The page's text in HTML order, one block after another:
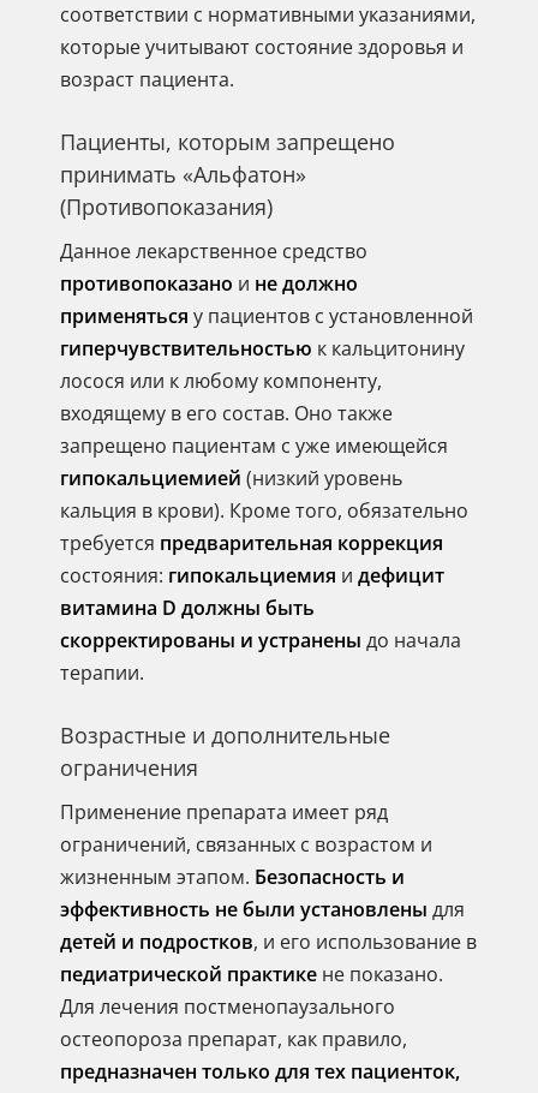
соответствии с нормативными указаниями,
которые учитывают состояние здоровья и
возраст пациента.
Пациенты, которым запрещено
принимать «Альфатон»
(Противопоказания)
Данное лекарственное средство
противопоказано и не должно
применяться у пациентов с установленной
гиперчувствительностью к кальцитонину
лосося или к любому компоненту,
входящему в его состав. Оно также
запрещено пациентам с уже имеющейся
гипокальциемией (низкий уровень
кальция в крови). Кроме того, обязательно
требуется предварительная коррекция
состояния: гипокальциемия и дефицит
витамина D должны быть
скорректированы и устранены до начала
терапии.
Возрастные и дополнительные
ограничения
Применение препарата имеет ряд
ограничений, связанных с возрастом и
жизненным этапом. Безопасность и
эффективность не были установлены для
детей и подростков, и его использование в
педиатрической практике не показано.
Для лечения постменопаузального
остеопороза препарат, как правило,
предназначен только для тех пациенток,